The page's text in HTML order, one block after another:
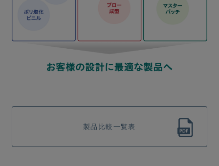
製品⽐較⼀覧表